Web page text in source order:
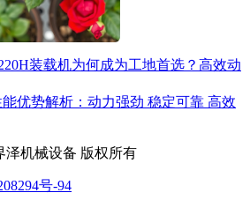
装载机为何成为工地首选？高效动
优势解析：动力强劲 稳定可靠 高效
泽机械设备 版权所有
号-94